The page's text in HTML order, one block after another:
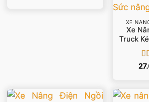
XE
Xe
Truck
Model